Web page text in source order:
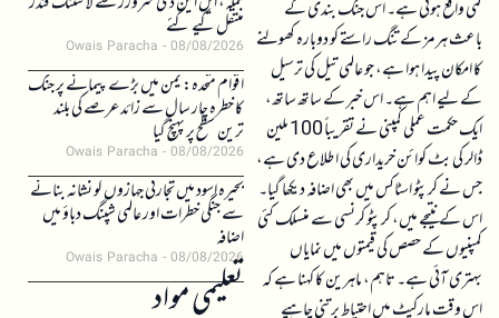
کمی واقع ہوئی ہے۔ اس جنگ بندی کے
باعث ہرمز کے تنگ راستے کو دوبارہ کھولنے
کا امکان پیدا ہوا ہے، جو عالمی تیل کی ترسیل
کے لیے اہم ہے۔ اس خبر کے ساتھ ساتھ،
ایک حکمت عملی کمپنی نے تقریباً 100 ملین
ڈالر کی بٹ کوائن خریداری کی اطلاع دی ہے،
جس نے کرپٹو اسٹاکس میں بھی اضافہ دیکھا گیا۔
اس کے نتیجے میں، کرپٹو کرنسی سے منسلک کئی
کمپنیوں کے حصص کی قیمتوں میں نمایاں
بہتری آئی ہے۔ تاہم، ماہرین کا کہنا ہے کہ
اس وقت مارکیٹ میں احتیاط برتنی چاہیے
منتقل کیے گئے
Owais Paracha 08/08/2026
اقوام متحدہ: یمن میں بڑے پیمانے پر جنگ
کا خطرہ چار سال سے زائد عرصے کی بلند
ترین سطح پر پہنچ گیا
Owais Paracha 08/08/2026
بحیرہ اسود میں تجارتی جہازوں کو نشانہ بنانے
سے جنگی خطرات اور عالمی شپنگ دباؤ میں
اضافہ
Owais Paracha 08/08/2026
تعلیمی مواد